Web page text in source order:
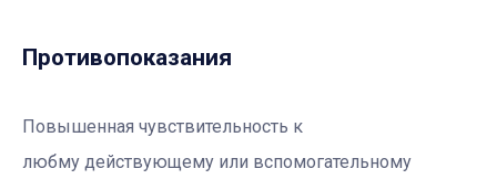
Противопоказания
Повышенная чувствительность к
любму действующему или вспомогательному